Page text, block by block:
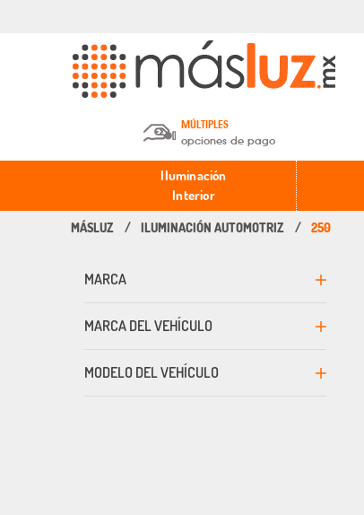
MÚLTIPLES
opciones de pago
Depósito en efectivo o Cheque y
Transferencia.
Iluminación
Interior
ILUMINACIÓN AUTOMOTRIZ 250
MARCA
MARCA DEL VEHÍCULO
MODELO DEL VEHÍCULO